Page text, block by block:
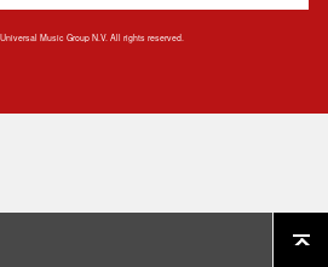
Music Group N.V. All rights reserved.